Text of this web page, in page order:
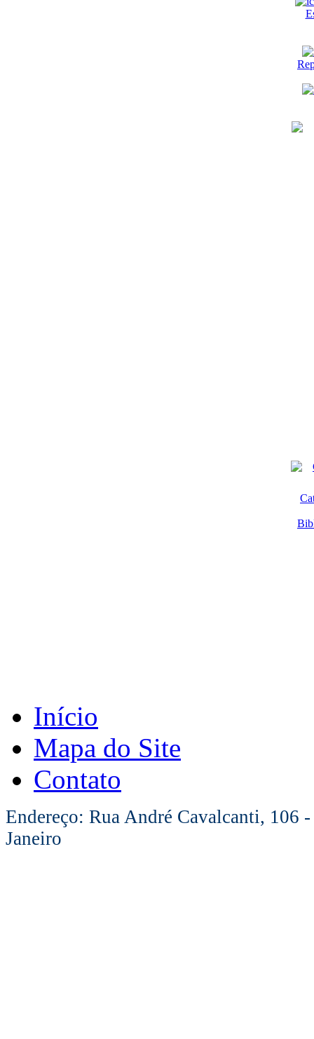
Início
Mapa do Site
Contato
Endereço: Rua André Cavalcanti, 106
Janeiro